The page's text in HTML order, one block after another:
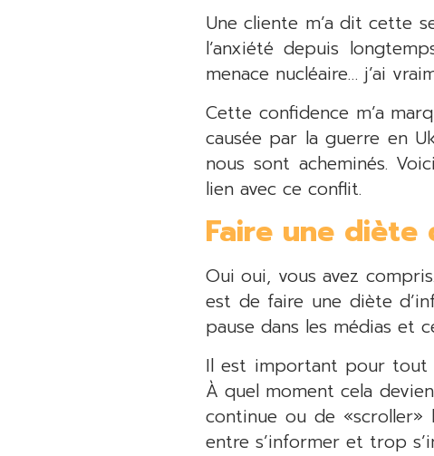
Une cliente m’a dit cette
l’anxiété depuis
menace nucléaire… j’ai
Cette confidence m’a
causée par la guerre en
nous sont acheminés.
lien avec ce conflit.
Faire une diète
Oui oui, vous avez
est de faire une diète
pause dans les médias et
Il est important pour tout
À quel moment cela
continue ou de
entre s’informer et trop